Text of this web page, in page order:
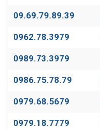
09.69.79.89.39
0962.78.3979
0989.73.3979
0986.75.78.79
0979.68.5679
0979.18.7779